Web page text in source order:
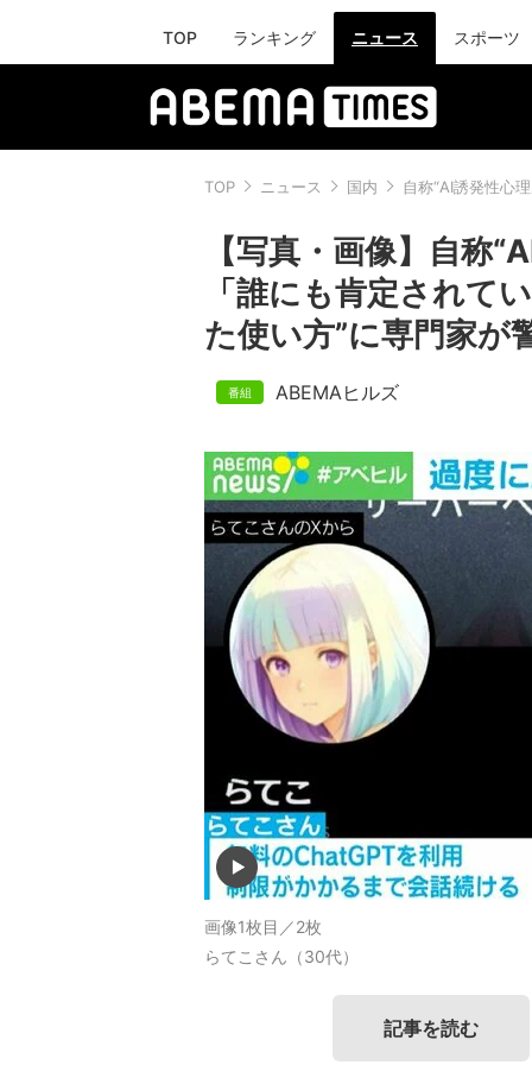
TOP ランキング ニュース スポーツ
TOP ニュース 国内 自称“AI誘発性心
【写真・画像】自称
「誰にも肯定されて
た使い方”に専門家が
ABEMAヒルズ
画像1枚目／2枚
らてこさん（30代）
記事を読む